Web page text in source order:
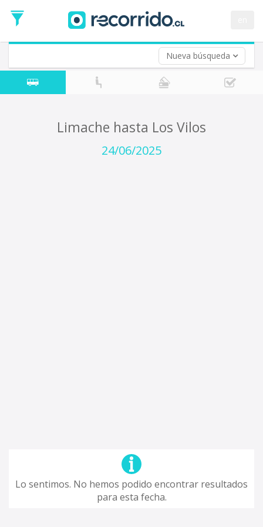
Nueva búsqueda
de
Ida
Vuelta (opcional)
Fecha
de
Limache hasta Los Vilos
24/06/2025
Lo sentimos. No hemos podido encontrar resultados
para esta fecha.